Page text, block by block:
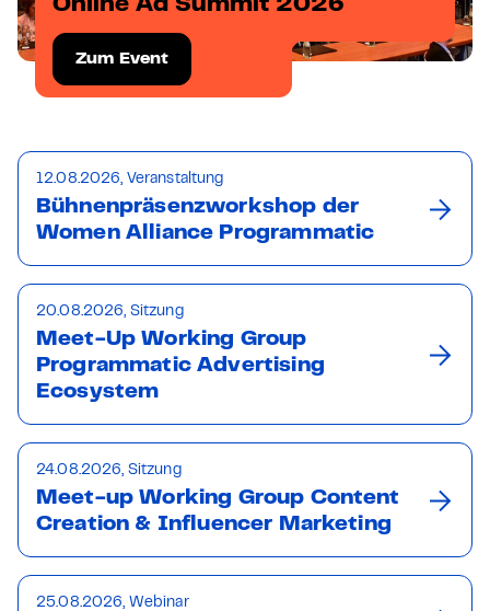
Online Ad Summit 2026
Zum Event
12.08.2026, Veranstaltung
Bühnenpräsenzworkshop der
Women Alliance Programmatic
20.08.2026, Sitzung
Meet-Up Working Group
Programmatic Advertising
Ecosystem
24.08.2026, Sitzung
Meet-up Working Group Content
Creation & Influencer Marketing
25.08.2026, Webinar